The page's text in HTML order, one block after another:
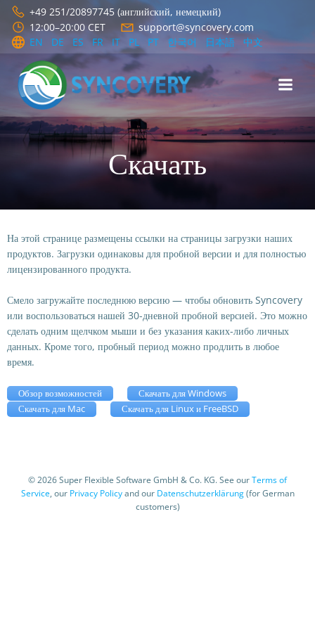
Перейти
содержимому
+49 251/20897745 (английский, немецкий)
12:00–20:00 CET
support@syncovery.com
EN
DE ES FR IT PL PT 한국어 日本語 中文
Скачать
На этой странице размещены ссылки на страницы загрузки наших
продуктов. Загрузки одинаковы для пробной версии и для полностью
лицензированного продукта.
Смело загружайте последнюю версию — чтобы обновить Syncovery
или воспользоваться нашей 30-дневной пробной версией. Это можно
сделать одним щелчком мыши и без указания каких-либо личных
данных. Кроме того, пробный период можно продлить в любое
время.
Обзор возможностей
Скачать для Windows
Скачать для Mac
Скачать для Linux и FreeBSD
© 2026 Super Flexible Software GmbH & Co. KG. See ourTerms of
Service, our Privacy Policyand our Datenschutzerklärung(for German
customers)